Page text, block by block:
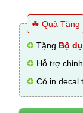
☘ Quà Tặng
❂ Tặng Bộ
❂ Hỗ trợ
❂ Có in decal